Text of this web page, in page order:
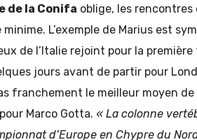
de la Conifa oblige, les
L’exemple de Marius est
de l’Italie rejoint pour la
jours avant de partir pour
franchement le meilleur moyen
Marco Gotta. « La colonne
d’Europe en Chypre du